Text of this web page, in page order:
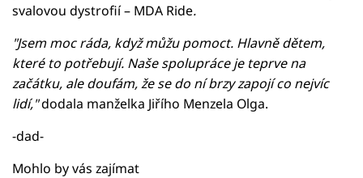
svalovou dystrofií – MDA Ride.
"Jsem moc ráda, když můžu pomoct. Hlavně dětem,
které to potřebují. Naše spolupráce je teprve na
začátku, ale doufám, že se do ní brzy zapojí co nejvíc
lidí,"dodala manželka Jiřího Menzela Olga.
-dad-
Mohlo by vás zajímat